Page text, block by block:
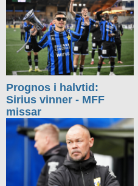
Prognos i halvtid:
Sirius vinner - MFF
missar